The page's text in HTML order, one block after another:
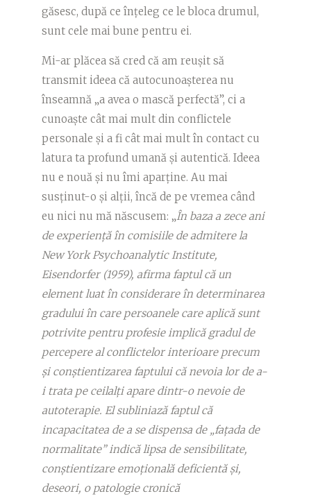
găsesc, după ce înțeleg ce le bloca drumul,
sunt cele mai bune pentru ei.
Mi-ar plăcea să cred că am reușit să
transmit ideea că autocunoașterea nu
înseamnă „a avea o mască perfectă”, ci a
cunoaște cât mai mult din conflictele
personale și a fi cât mai mult în contact cu
latura ta profund umană și autentică. Ideea
nu e nouă și nu îmi aparține. Au mai
susținut-o și alții, încă de pe vremea când
eu nici nu mă născusem: „În baza a zece ani
de experiență în comisiile de admitere la
New York Psychoanalytic Institute,
Eisendorfer (1959), afirma faptul că un
element luat în considerare în determinarea
gradului în care persoanele care aplică sunt
potrivite pentru profesie implică gradul de
percepere al conflictelor interioare precum
și conștientizarea faptului că nevoia lor de a-
i trata pe ceilalți apare dintr-o nevoie de
autoterapie. El subliniază faptul că
incapacitatea de a se dispensa de „fațada de
normalitate” indică lipsa de sensibilitate,
conștientizare emoțională deficientă și,
deseori, o patologie cronică